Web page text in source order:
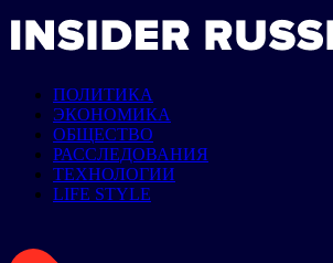
ПОЛИТИКА
ЭКОНОМИКА
ОБЩЕСТВО
РАССЛЕДОВАНИЯ
ТЕХНОЛОГИИ
LIFE STYLE